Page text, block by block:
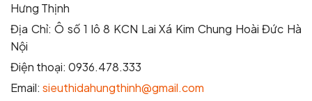
Hưng Thịnh
Địa Chỉ: Ô số 1 lô 8 KCN Lai Xá Kim Chung Hoài Đức Hà
Nội
Điện thoại: 0936.478.333
Email: sieuthidahungthinh@gmail.com